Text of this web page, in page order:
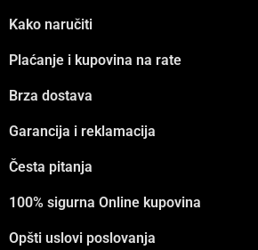
Kako naručiti
Plaćanje i kupovina na rate
Brza dostava
Garancija i reklamacija
Česta pitanja
100% sigurna Online kupovina
Opšti uslovi poslovanja